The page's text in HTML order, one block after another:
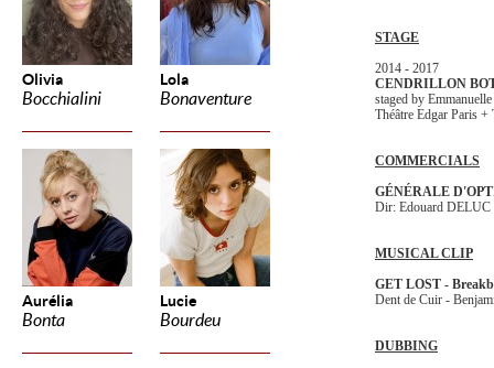
Olivia
Bocchialini
Lola
Bonaventure
Aurélia
Bonta
Lucie
Bourdeu
STAGE
2014 - 2017
CENDRILLON
staged by
Théâtre Edgar Paris +
COMMERCIALS
GÉNÉRALE
Dir: Edouard DELUC
MUSICAL CLIP
GET LOST -
Dent de Cuir -
DUBBING